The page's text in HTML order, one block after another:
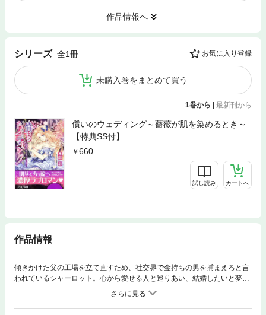
作品情報へ
シリーズ 全1冊 お気に入り登録
未購入巻をまとめて買う
1巻から | 最新刊から
償いのウェディング～薔薇が肌を染めるとき～
【特典SS付】
660
試し読み カートへ
作品情報
傾きかけた父の工場を立て直すため、社交界で金持ちの男を捕まえろと言
われているシャーロット。心から愛せる人と巡りあい、結婚したいと夢見
ているが、父には逆らえない。そんなある日、幼い弟や妹と訪れた公園
で、毎日見かける青年に声をかけられる。彼――謎めいた貴族の青年・グ
リフィンに心惹かれ、シャーロットは身を委ねてしまう。しかし、グリフ